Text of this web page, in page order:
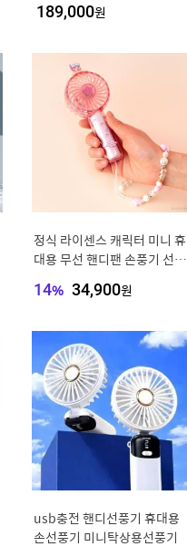
속/9시간타이머]
189,000원
정식 라이센스 캐릭터 미니 휴
대용 무선 핸디팬 손풍기 선풍
14% 34,900원
usb충전 핸디선풍기 휴대용
손선풍기 미니탁상용선풍기